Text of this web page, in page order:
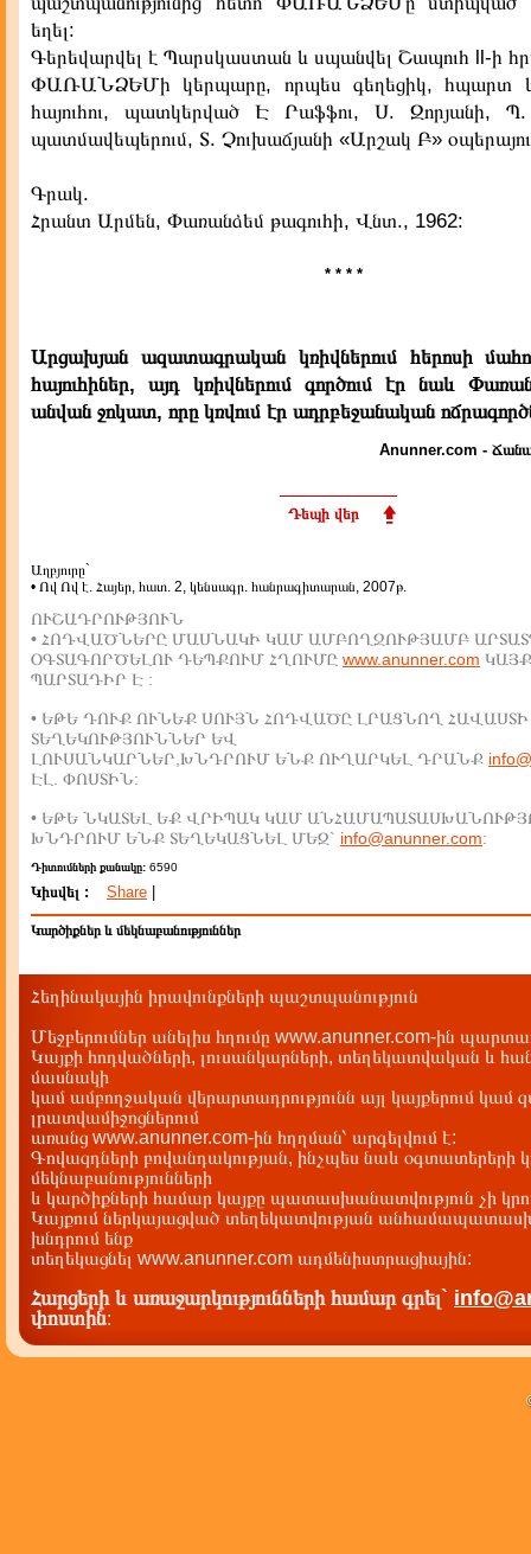
եղել:
Գերեվարվել է Պարսկաստան և սպանվել Շապուհ ll-ի
ՓԱՌԱՆՁԵՄի կերպարը, որպես գեղեցիկ, հպարտ և
հայուհու, պատկերված Է Րաֆֆու, Ս. Զորյանի, Պ.
պատմավեպերում, Տ. Չուխաճյանի «Արշակ Բ»
Գրակ.
Հրանտ Արմեն, Փառանձեմ թագուհի, Վնտ., 1962:
* * * *
Արցախյան ազատագրական կռիվներում հերոսի
հայուհիներ, այդ կռիվներում գործում էր նաև
անվան ջոկատ, որը կռվում էր ադրբեջանական
Anunner.com -
Դեպի վեր
Աղբյուրը`
• Ով Ով է. Հայեր, հատ. 2, կենսագր. հանրագիտարան, 2007թ.
ՈՒՇԱԴՐՈՒԹՅՈՒՆ
• ՀՈԴՎԱԾՆԵՐԸ ՄԱՍՆԱԿԻ ԿԱՄ ԱՄԲՈՂՋՈՒԹՅԱՄԲ
ՕԳՏԱԳՈՐԾԵԼՈՒ ԴԵՊՔՈՒՄ ՀՂՈՒՄԸ www.anunner.com
ՊԱՐՏԱԴԻՐ Է :
• ԵԹԵ ԴՈՒՔ ՈՒՆԵՔ ՍՈՒՅՆ ՀՈԴՎԱԾԸ ԼՐԱՑՆՈՂ ՀԱՎԱՍՏԻ
ՏԵՂԵԿՈՒԹՅՈՒՆՆԵՐ ԵՎ
ԼՈՒՍԱՆԿԱՐՆԵՐ,ԽՆԴՐՈՒՄ ԵՆՔ ՈՒՂԱՐԿԵԼ ԴՐԱՆՔ
ԷԼ. ՓՈՍՏԻՆ:
• ԵԹԵ ՆԿԱՏԵԼ ԵՔ ՎՐԻՊԱԿ ԿԱՄ
ԽՆԴՐՈՒՄ ԵՆՔ ՏԵՂԵԿԱՑՆԵԼ ՄԵԶ` info@anunner.com:
Դիտումների քանակը: 6590
Կիսվել : Share
Կարծիքներ և մեկնաբանություններ
Հեղինակային իրավունքների պաշտպանություն
Մեջբերումներ անելիս հղումը www.anunner.com-ին
Կայքի հոդվածների, լուսանկարների, տեղեկատվական և
մասնակի
կամ ամբողջական վերարտադրությունն այլ կայքերում կամ
լրատվամիջոցներում
առանց www.anunner.com-ին հղղման՝ արգելվում է:
Գովազդների բովանդակության, ինչպես նաև օգտատերերի
մեկնաբանությունների
և կարծիքների համար կայքը պատասխանատվություն չի
Կայքում ներկայացված տեղեկատվության
խնդրում ենք
տեղեկացնել www.anunner.com ադմենիստրացիային:
Հարցերի և առաջարկությունների համար գրել`
փոստին: